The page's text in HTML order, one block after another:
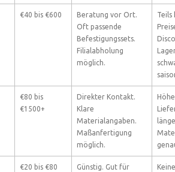
€40 bis €600
Beratung vor Ort.
Oft passende
Befestigungssets.
Filialabholung
möglich.
Teils
€80 bis
€1500+
Direkter Kontakt.
Klare
Materialangaben.
Maßanfertigung
möglich.
€20 bis €80
Günstig. Gut für